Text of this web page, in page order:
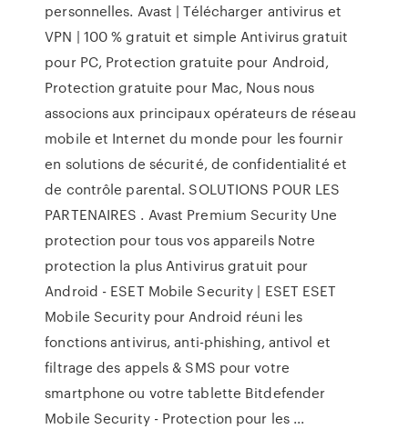
personnelles. Avast | Télécharger antivirus et
VPN | 100 % gratuit et simple Antivirus gratuit
pour PC, Protection gratuite pour Android,
Protection gratuite pour Mac, Nous nous
associons aux principaux opérateurs de réseau
mobile et Internet du monde pour les fournir
en solutions de sécurité, de confidentialité et
de contrôle parental. SOLUTIONS POUR LES
PARTENAIRES . Avast Premium Security Une
protection pour tous vos appareils Notre
protection la plus Antivirus gratuit pour
Android - ESET Mobile Security | ESET ESET
Mobile Security pour Android réuni les
fonctions antivirus, anti-phishing, antivol et
filtrage des appels & SMS pour votre
smartphone ou votre tablette Bitdefender
Mobile Security - Protection pour les ...